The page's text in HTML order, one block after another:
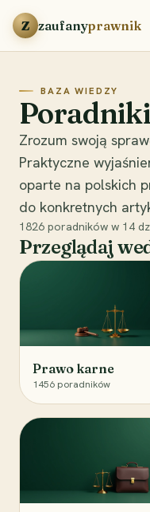
Przejdź do treści
Z zaufanyprawnik
BAZA WIEDZY
Zrozum swoją
Praktyczne
oparte na polskich
do konkretnych
1826 poradników w 14
Przeglądaj
Prawo karne
1456 poradników